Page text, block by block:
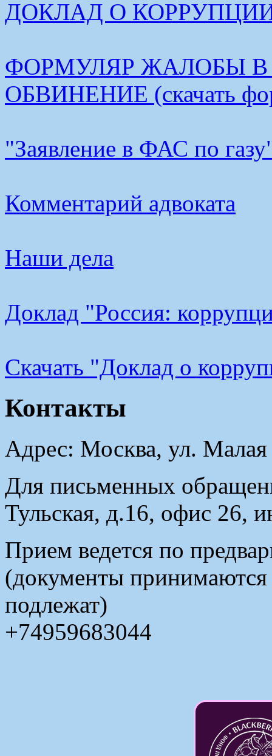
ДОКЛАД О КОРРУПЦИИ
ФОРМУЛЯР ЖАЛОБЫ
ОБВИНЕНИЕ (скачать
"Заявление в ФАС по
Комментарий адвоката
Наши дела
Доклад "Россия:
Cкачать "Доклад о
Контакты
Адрес: Москва, ул.
Для письменных
Тульская, д.16, офис 26,
Прием ведется по
(документы принимаются
подлежат)
+74959683044